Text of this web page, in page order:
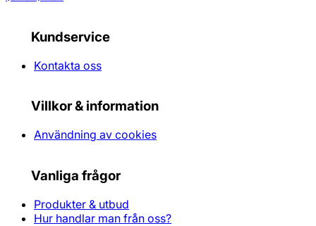
Kundservice
Kontakta oss
Villkor & information
Användning av cookies
Vanliga frågor
Produkter & utbud
Hur handlar man från oss?